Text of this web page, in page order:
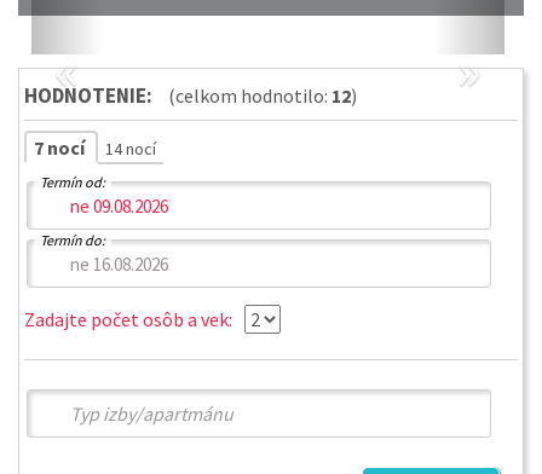
« »
HODNOTENIE: (celkom hodnotilo: 12)
7 nocí 14 nocí
Termín od:
Termín do:
Zadajte počet osôb a vek: